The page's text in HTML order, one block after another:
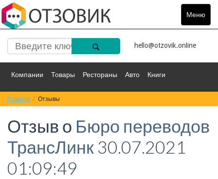
Меню
Toggle
hello@otzovik.online
Компании Товары Рестораны Авто Книги
Спорт Фильмы
Красота Здоровье Остальное
Главная Отзывы
Отзыв о Бюро переводов
ТрансЛинк 30.07.2021
01:09:49